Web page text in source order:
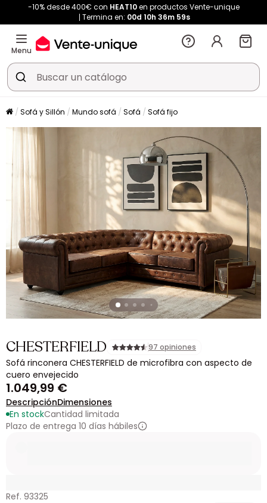
-10% desde 400€ con HEAT10en productos Vente-unique
Termina en: 00d 10h 36m 58s
Menu
Sofá y Sillón Mundo sofá Sofá Sofá fijo
CHESTERFIELD 97 opiniones
Sofá rinconera CHESTERFIELD de microfibra con aspecto de
cuero envejecido
1.049,99 €
DescripciónDimensiones
En stockCantidad limitada
Plazo de entrega 10 días hábiles
Ref. 93325